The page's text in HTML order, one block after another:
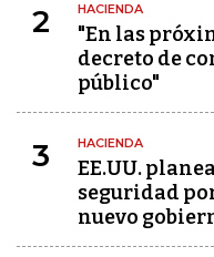
2 HACIENDA
"En las
decreto de
público"
3 HACIENDA
EE.UU.
seguridad
nuevo